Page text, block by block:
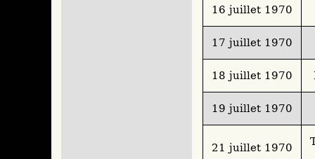
16 juillet 1970
17 juillet 1970
18 juillet 1970
19 juillet 1970
21 juillet 1970